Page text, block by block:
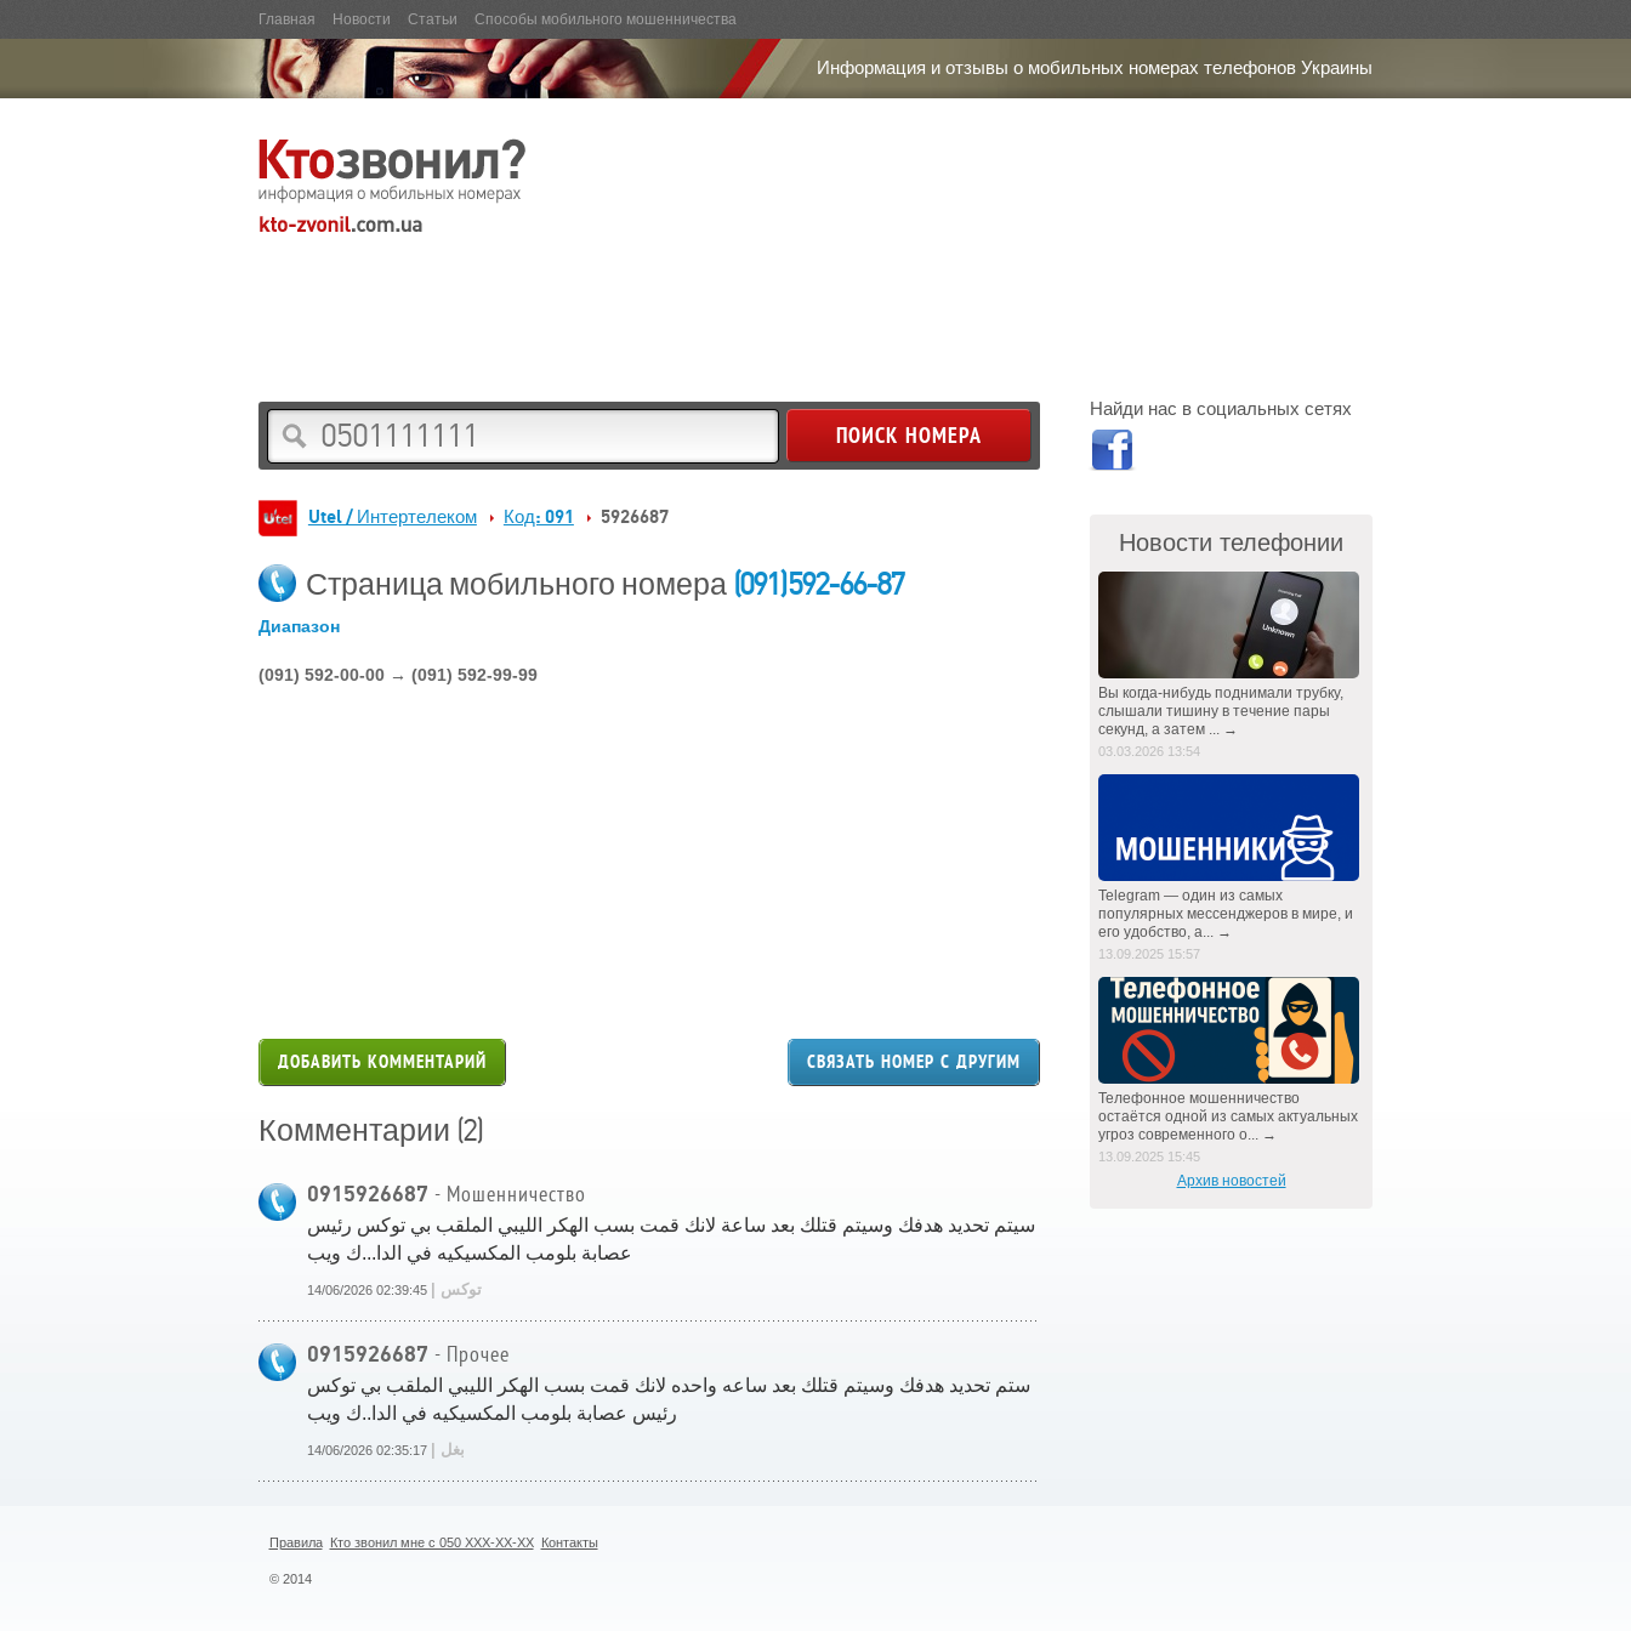
Главная Новости Статьи Способы мобильного мошенничества
Информация и отзывы о мобильных номерах телефонов Украины
Utel / Интертелеком Код: 091 5926687
Страница мобильного номера (091) 592-66-87
Диапазон
(091) 592-00-00 → (091) 592-99-99
ДОБАВИТЬ КОММЕНТАРИЙ СВЯЗАТЬ НОМЕР С ДРУГИМ
Комментарии (2)
0915926687 - Мошенничество
سيتم تحديد هدفك وسيتم قتلك بعد ساعة لانك قمت بسب الهكر الليبي الملقب بي توكس رئيس
عصابة بلومب المكسيكيه في الدا...ك ويب
14/06/2026 02:39:45 | توكس
0915926687 - Прочее
ستم تحديد هدفك وسيتم قتلك بعد ساعه واحده لانك قمت بسب الهكر الليبي الملقب بي توكس
رئيس عصابة بلومب المكسيكيه في الدا..ك ويب
14/06/2026 02:35:17 | بغل
Найди нас в социальных сетях
Новости телефонии
Вы когда-нибудь поднимали трубку,
слышали тишину в течение пары
секунд, а затем ... →
03.03.2026 13:54
Telegram — один из самых
популярных мессенджеров в мире, и
его удобство, а... →
13.09.2025 15:57
Телефонное мошенничество
остаётся одной из самых актуальных
угроз современного о... →
13.09.2025 15:45
Архив новостей
Правила Кто звонил мне с 050 XXX-XX-XX Контакты
© 2014